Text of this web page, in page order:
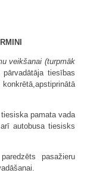
veikšanai (turpmāk
tiesības
pamata vada
autobusa tiesisks
pasažieru